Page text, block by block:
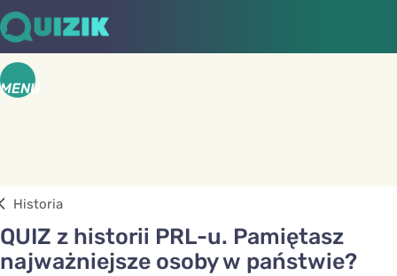
MENU
Historia
QUIZ z historii PRL-u. Pamiętasz
najważniejsze osoby w państwie?